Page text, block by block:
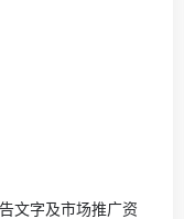
文字及市场推广资